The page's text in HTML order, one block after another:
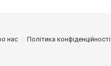
нас Політика конфіденційності